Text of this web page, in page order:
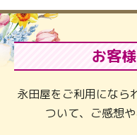
お客
永田屋をご利用になら
ついて、ご感想